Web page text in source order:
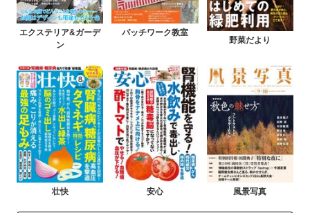
エクステリア&ガーデ
ン
パッチワーク教室
野菜だより
壮快 安心 風景写真